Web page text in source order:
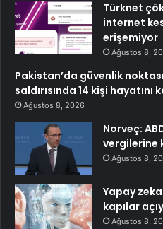
Türknet
internet
erişemiyor
Ağustos 8,
Pakistan’da güvenlik
saldırısında 14 kişi hayatını
Ağustos 8, 2026
Norveç:
vergilerine
Ağustos 8,
Yapay
kapılar
Ağustos 8,